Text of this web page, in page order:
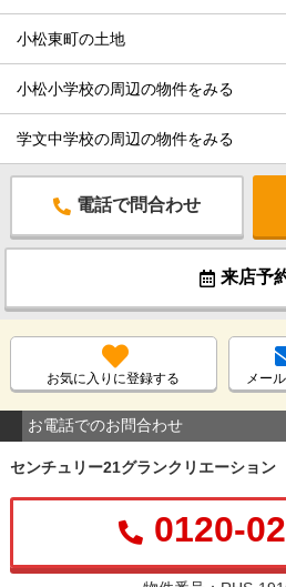
小松東町の土地
小松小学校の周辺の物件をみる
学文中学校の周辺の物件をみる
電話で問合わせ
来店予
お気に入りに登録する メー
お電話でのお問合わせ
センチュリー21グランクリエーション
0120-